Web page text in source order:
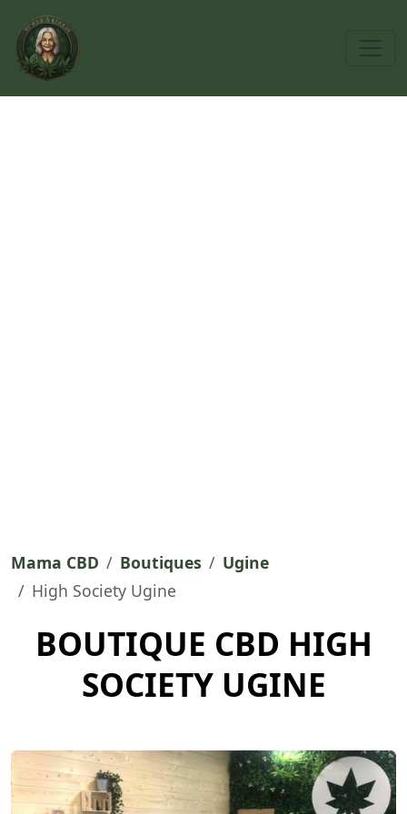
Mama CBD Boutiques
Ugine
High Society Ugine
BOUTIQUE CBD HIGH
SOCIETY UGINE